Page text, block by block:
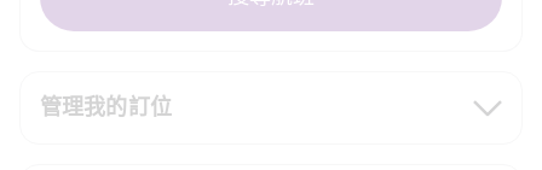
管理我的訂位